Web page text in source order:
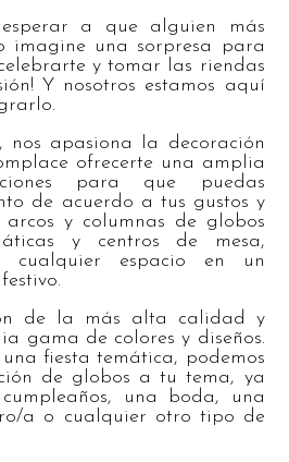
a que alguien más
imagine una sorpresa para
y tomar las riendas
Y nosotros estamos aquí
nos apasiona la decoración
ofrecerte una amplia
para que puedas
de acuerdo a tus gustos y
arcos y columnas de globos
y centros de mesa,
cualquier espacio en un
de la más alta calidad y
gama de colores y diseños.
fiesta temática, podemos
de globos a tu tema, ya
una boda, una
a o cualquier otro tipo de